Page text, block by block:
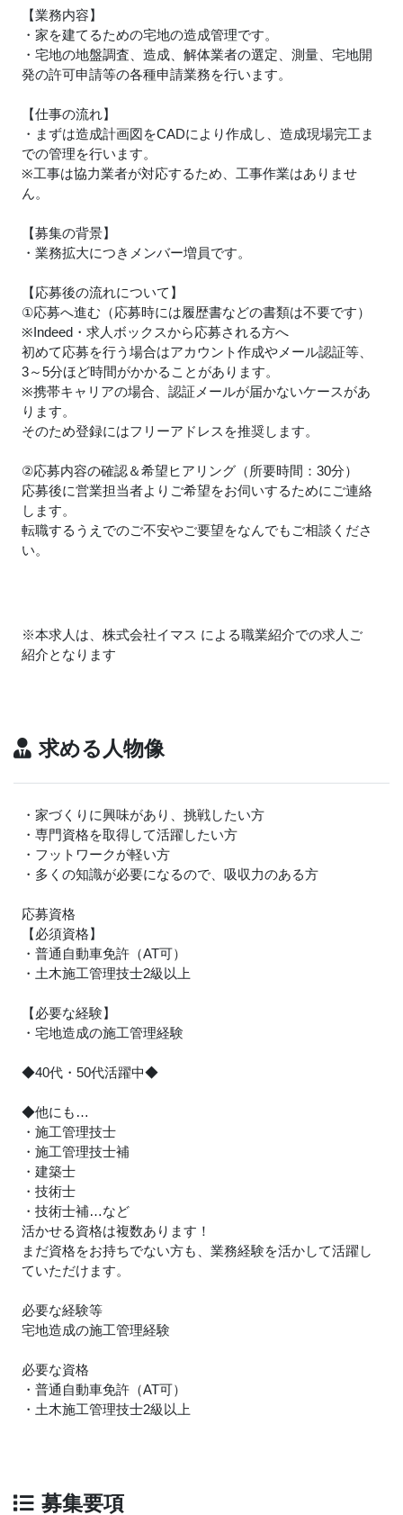
【業務内容】
・家を建てるための宅地の造成管理です。
・宅地の地盤調査、造成、解体業者の選定、測量、宅地開
発の許可申請等の各種申請業務を行います。
【仕事の流れ】
・まずは造成計画図をCADにより作成し、造成現場完工ま
での管理を行います。
※工事は協力業者が対応するため、工事作業はありませ
ん。
【募集の背景】
・業務拡大につきメンバー増員です。
【応募後の流れについて】
①応募へ進む（応募時には履歴書などの書類は不要です）
※Indeed・求人ボックスから応募される方へ
初めて応募を行う場合はアカウント作成やメール認証等、
3～5分ほど時間がかかることがあります。
※携帯キャリアの場合、認証メールが届かないケースがあ
ります。
そのため登録にはフリーアドレスを推奨します。
②応募内容の確認＆希望ヒアリング（所要時間：30分）
応募後に営業担当者よりご希望をお伺いするためにご連絡
します。
転職するうえでのご不安やご要望をなんでもご相談くださ
い。
※本求人は、株式会社イマス による職業紹介での求人ご
紹介となります
求める人物像
・家づくりに興味があり、挑戦したい方
・専門資格を取得して活躍したい方
・フットワークが軽い方
・多くの知識が必要になるので、吸収力のある方
応募資格
【必須資格】
・普通自動車免許（AT可）
・土木施工管理技士2級以上
【必要な経験】
・宅地造成の施工管理経験
◆40代・50代活躍中◆
◆他にも…
・施工管理技士
・施工管理技士補
・建築士
・技術士
・技術士補…など
活かせる資格は複数あります！
まだ資格をお持ちでない方も、業務経験を活かして活躍し
ていただけます。
必要な経験等
宅地造成の施工管理経験
必要な資格
・普通自動車免許（AT可）
・土木施工管理技士2級以上
募集要項